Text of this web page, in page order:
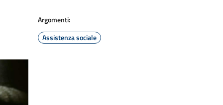
Argomenti:
Assistenza sociale